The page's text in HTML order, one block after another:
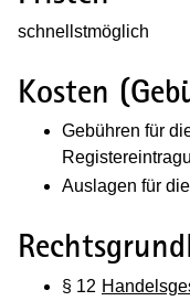
schnellstmöglich
Kosten
Gebühren für
Auslagen für
§ 12